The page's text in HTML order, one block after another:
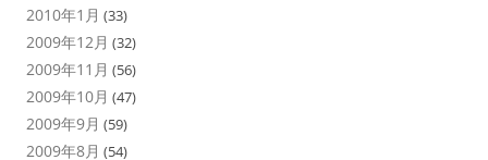
2010年1月 (33)
2009年12月 (32)
2009年11月 (56)
2009年10月 (47)
2009年9月 (59)
2009年8月 (54)